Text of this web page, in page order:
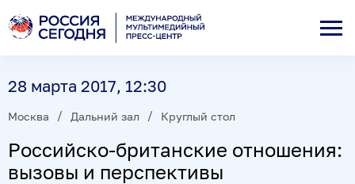
28 марта 2017, 12:30
Москва Дальний зал Круглый стол
Российско-британские отношения:
вызовы и перспективы